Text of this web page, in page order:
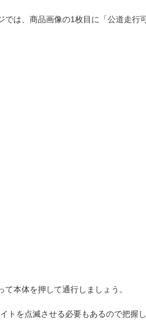
は、商品画像の1枚目に「公道走行
本体を押して通行しましょう。
を点滅させる必要もあるので把握し